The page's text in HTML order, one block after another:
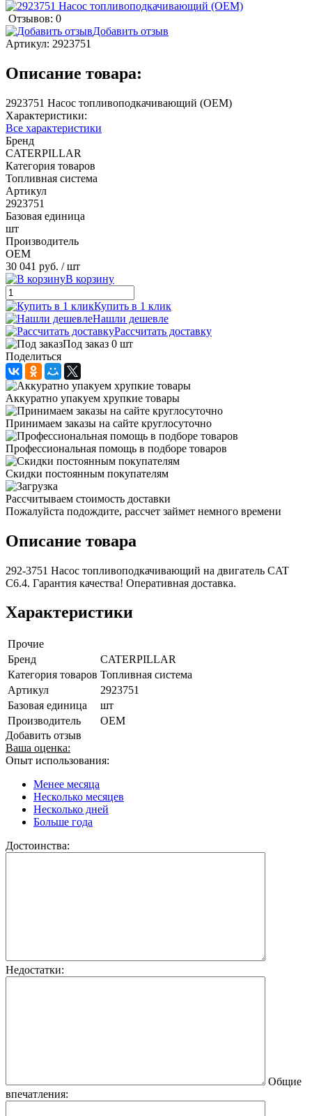
Отзывов: 0
Добавить отзыв
Артикул: 2923751
Описание товара:
2923751 Насос топливоподкачивающий (OEM)
Характеристики:
Все характеристики
Бренд
CATERPILLAR
Категория товаров
Топливная система
Артикул
2923751
Базовая единица
шт
Производитель
OEM
30 041 руб. / шт
В корзину
Купить в 1 клик
Нашли дешевле
Рассчитать доставку
Под заказ 0 шт
Поделиться
Аккуратно упакуем хрупкие товары
Принимаем заказы на сайте круглосуточно
Профессиональная помощь в подборе товаров
Скидки постоянным покупателям
Рассчитываем стоимость доставки
Пожалуйста подождите, рассчет займет немного времени
Описание товара
292-3751 Насос топливоподкачивающий на двигатель CAT
C6.4. Гарантия качества! Оперативная доставка.
Характеристики
Прочие
Бренд
CATERPILLAR
Категория товаров Топливная система
Артикул
2923751
Базовая единица
шт
Производитель
OEM
Добавить отзыв
Ваша оценка:
Опыт использования:
Менее месяца
Несколько месяцев
Несколько дней
Больше года
Достоинства:
Недостатки:
Общие
впечатления: